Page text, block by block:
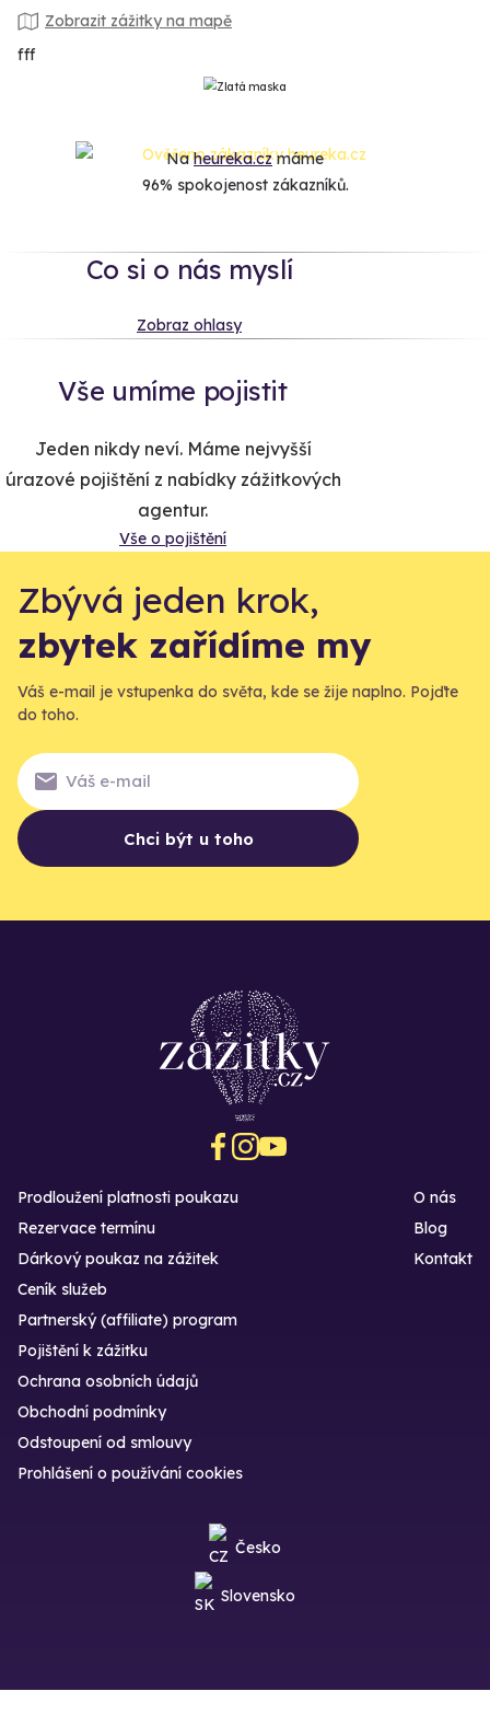
Zobrazit zážitky na mapě
fff
Naheureka.czmáme
96% spokojenost zákazníků.
Co si o nás myslí
Zobraz ohlasy
Vše umíme pojistit
Jeden nikdy neví. Máme nejvyšší
úrazové pojištění z nabídky zážitkových
agentur.
Vše o pojištění
Zbývá jeden krok,
zbytek zařídíme my
Váš e-mail je vstupenka do světa, kde se žije naplno. Pojďte
do toho.
Chci být u toho
Prodloužení platnosti poukazu
Rezervace termínu
Dárkový poukaz na zážitek
O nás
Blog
Kontakt
Ceník služeb
Partnerský (affiliate) program
Pojištění k zážitku
Ochrana osobních údajů
Obchodní podmínky
Odstoupení od smlouvy
Prohlášení o používání cookies
Česko
Slovensko